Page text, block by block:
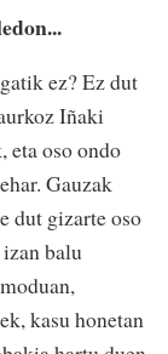
ez? Ez dut
Iñaki
eta oso ondo
Gauzak
dut gizarte oso
balu
kasu honetan